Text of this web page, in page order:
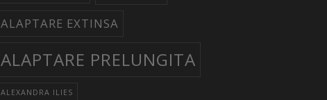
ALAPTARE EXTINSA
ALAPTARE PRELUNGITA
ALEXANDRA ILIES